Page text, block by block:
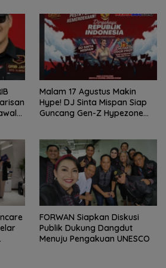
Malam 17 Agustus Makin
Hype! DJ Sinta Mispan Siap
Guncang Gen-Z Hypezone
FORWAN Siapkan Diskusi
Publik Dukung Dangdut
Menuju Pengakuan UNESCO